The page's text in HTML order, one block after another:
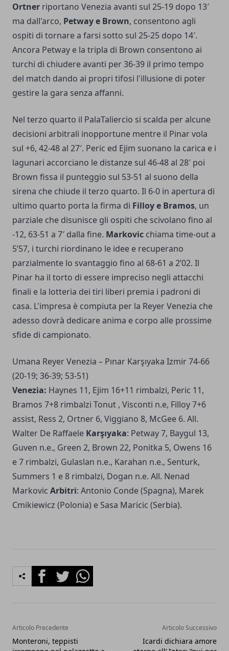
Ortner riportano Venezia avanti sul 25-19 dopo 13′
ma dall'arco, Petway e Brown, consentono agli
ospiti di tornare a farsi sotto sul 25-25 dopo 14′.
Ancora Petway e la tripla di Brown consentono ai
turchi di chiudere avanti per 36-39 il primo tempo
del match dando ai propri tifosi l'illusione di poter
gestire la gara senza affanni.
Nel terzo quarto il PalaTaliercio si scalda per alcune
decisioni arbitrali inopportune mentre il Pinar vola
sul +6, 42-48 al 27′. Peric ed Ejim suonano la carica e i
lagunari accorciano le distanze sul 46-48 al 28′ poi
Brown fissa il punteggio sul 53-51 al suono della
sirena che chiude il terzo quarto. Il 6-0 in apertura di
ultimo quarto porta la firma di Filloy e Bramos, un
parziale che disunisce gli ospiti che scivolano fino al
-12, 63-51 a 7′ dalla fine. Markovic chiama time-out a
5’57, i turchi riordinano le idee e recuperano
parzialmente lo svantaggio fino al 68-61 a 2’02. Il
Pinar ha il torto di essere impreciso negli attacchi
finali e la lotteria dei tiri liberi premia i padroni di
casa. L'impresa è compiuta per la Reyer Venezia che
adesso dovrà dedicare anima e corpo alle prossime
sfide di campionato.
Umana Reyer Venezia – Pınar Karşıyaka Izmir 74-66
(20-19; 36-39; 53-51)
Venezia: Haynes 11, Ejim 16+11 rimbalzi, Peric 11,
Bramos 7+8 rimbalzi Tonut , Visconti n.e, Filloy 7+6
assist, Ress 2, Ortner 6, Viggiano 8, McGee 6. All.
Walter De Raffaele Karşıyaka: Petway 7, Baygul 13,
Guven n.e., Green 2, Brown 22, Ponitka 5, Owens 16
e 7 rimbalzi, Gulaslan n.e., Karahan n.e., Senturk,
Summers 1 e 8 rimbalzi, Dogan n.e. All. Nenad
Markovic Arbitri: Antonio Conde (Spagna), Marek
Cmikiewicz (Polonia) e Sasa Maricic (Serbia).
FacebookTwitterWhatsapp
Articolo Precedente
Monteroni, teppisti
Articolo Successivo
Icardi dichiara amore